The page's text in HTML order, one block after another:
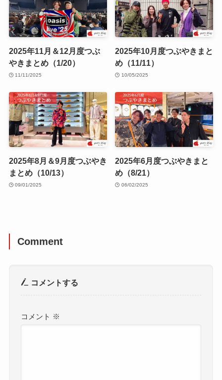
2025年11月＆12月度つぶ
やきまとめ（1/20）
11/11/2025
2025年10月度つぶやきまと
め（11/11）
10/05/2025
2025年8月＆9月度つぶやき
まとめ（10/13）
09/01/2025
2025年6月度つぶやきまと
め（8/21）
06/02/2025
Comment
コメントする
コメント ※